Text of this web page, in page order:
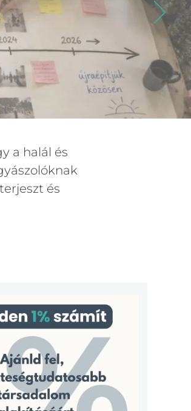
a halál és
és